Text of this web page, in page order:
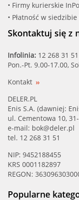
• Firmy kurierskie
• Płatność w
Skontaktuj się z
Infolinia: 12 268 31 51
Pon.-Pt. 9.00-17.00,
Kontakt
DELER.PL
Enis S.A. (dawniej:
ul. Cementowa 10,
e-mail: bok@deler.pl
tel. 12 268 31 51
NIP: 9452188455
KRS 0001182897
REGON:
Popularne